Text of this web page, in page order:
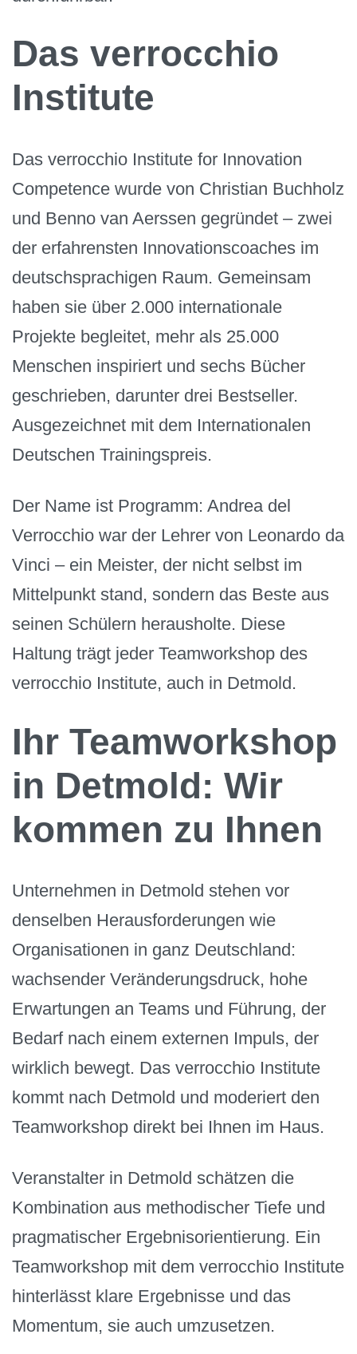
Das verrocchio
Institute
Das verrocchio Institute for Innovation
Competence wurde von Christian Buchholz
und Benno van Aerssen gegründet – zwei
der erfahrensten Innovationscoaches im
deutschsprachigen Raum. Gemeinsam
haben sie über 2.000 internationale
Projekte begleitet, mehr als 25.000
Menschen inspiriert und sechs Bücher
geschrieben, darunter drei Bestseller.
Ausgezeichnet mit dem Internationalen
Deutschen Trainingspreis.
Der Name ist Programm: Andrea del
Verrocchio war der Lehrer von Leonardo da
Vinci – ein Meister, der nicht selbst im
Mittelpunkt stand, sondern das Beste aus
seinen Schülern herausholte. Diese
Haltung trägt jeder Teamworkshop des
verrocchio Institute, auch in Detmold.
Ihr Teamworkshop
in Detmold: Wir
kommen zu Ihnen
Unternehmen in Detmold stehen vor
denselben Herausforderungen wie
Organisationen in ganz Deutschland:
wachsender Veränderungsdruck, hohe
Erwartungen an Teams und Führung, der
Bedarf nach einem externen Impuls, der
wirklich bewegt. Das verrocchio Institute
kommt nach Detmold und moderiert den
Teamworkshop direkt bei Ihnen im Haus.
Veranstalter in Detmold schätzen die
Kombination aus methodischer Tiefe und
pragmatischer Ergebnisorientierung. Ein
Teamworkshop mit dem verrocchio Institute
hinterlässt klare Ergebnisse und das
Momentum, sie auch umzusetzen.